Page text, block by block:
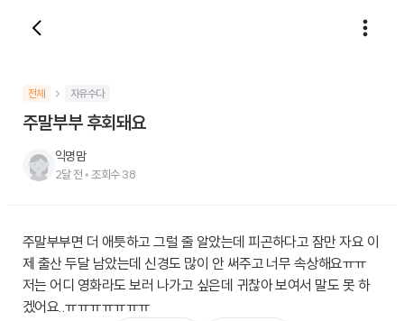
전체 자유수다
주말부부 후회돼요
익명맘
2달 전 • 조회수38
주말부부면 더 애틋하고 그럴 줄 알았는데 피곤하다고 잠만 자요 이
제 출산 두달 남았는데 신경도 많이 안 써주고 너무 속상해요ㅠㅠ
저는 어디 영화라도 보러 나가고 싶은데 귀찮아 보여서 말도 못 하
겠어요..ㅠㅠㅠㅠㅠㅠㅠ